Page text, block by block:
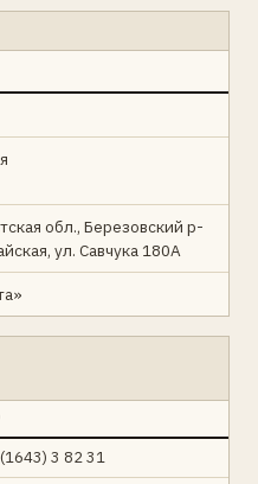
обл., Березовский р-
ул. Савчука 180А
3 82 31